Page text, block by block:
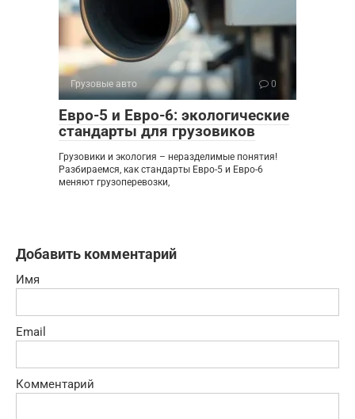
Грузовые авто 0
Евро-5 и Евро-6: экологические
стандарты для грузовиков
Грузовики и экология – неразделимые понятия!
Разбираемся, как стандарты Евро-5 и Евро-6
меняют грузоперевозки,
Добавить комментарий
Имя
Email
Комментарий